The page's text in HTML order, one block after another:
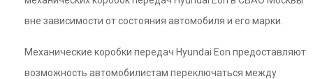
вне зависимости от состояния автомобиля и его марки.
Механические коробки передач Hyundai Eon предоставляют
возможность автомобилистам переключаться между